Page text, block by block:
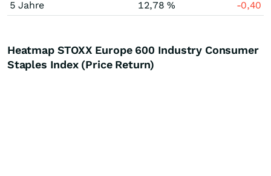
5 Jahre 12,78 % -0,40
Heatmap STOXX Europe 600 Industry Consumer
Staples Index (Price Return)